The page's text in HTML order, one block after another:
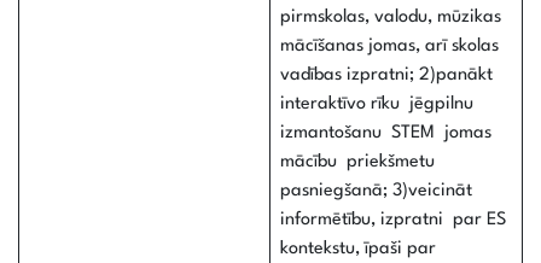
pirmskolas, valodu, mūzikas
mācīšanas jomas, arī skolas
vadības izpratni; 2)panākt
interaktīvo rīku jēgpilnu
izmantošanu STEM jomas
mācību priekšmetu
pasniegšanā; 3)veicināt
informētību, izpratni par ES
kontekstu, īpaši par